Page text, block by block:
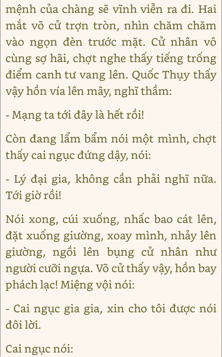
mệnh của chàng sẽ vĩnh viễn ra đi. Hai
mắt võ cử trợn tròn, nhìn chăm chăm
vào ngọn đèn trước mặt. Cử nhân vô
cùng sợ hãi, chợt nghe thấy tiếng trống
điểm canh tư vang lên. Quốc Thụy thấy
vậy hồn vía lên mây, nghĩ thầm:
- Mạng ta tới đây là hết rồi!
Còn đang lẩm bẩm nói một mình, chợt
thấy cai ngục đứng dậy, nói:
- Lý đại gia, không cần phải nghĩ nữa.
Tới giờ rồi!
Nói xong, cúi xuống, nhấc bao cát lên,
đặt xuống giường, xoay mình, nhảy lên
giường, ngồi lên bụng cử nhân như
người cưỡi ngựa. Võ cử thấy vậy, hồn bay
phách lạc! Miệng vội nói:
- Cai ngục gia gia, xin cho tôi được nói
đôi lời.
Cai ngục nói: